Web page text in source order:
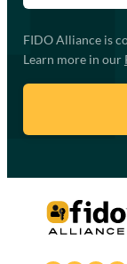
FIDO Alliance is
Learn more in our